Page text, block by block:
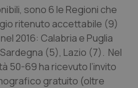
sono 6 le Regioni che
ritenuto accettabile (9)
2016: Calabria e Puglia
(5), Lazio (7). Nel
50-69 ha ricevuto l’invito
gratuito (oltre